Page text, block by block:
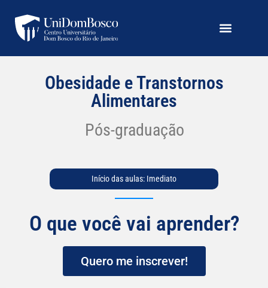
Obesidade e Transtornos
Alimentares
Pós-graduação
Início das aulas: Imediato
O que você vai aprender?
Quero me inscrever!